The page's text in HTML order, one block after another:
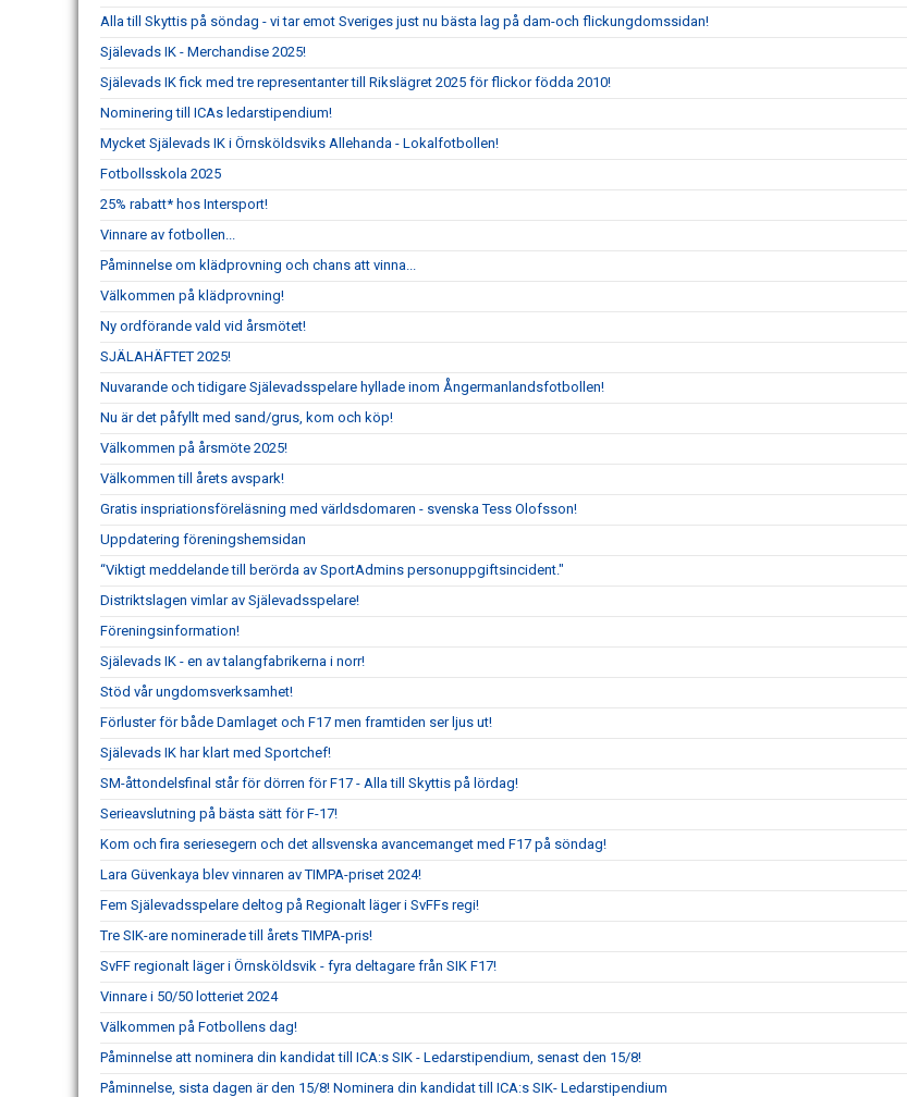
Alla till Skyttis på söndag - vi tar emot Sveriges just nu bästa lag på dam-och flickungdomssidan!
Själevads IK - Merchandise 2025!
Själevads IK fick med tre representanter till Rikslägret 2025 för flickor födda 2010!
Nominering till ICAs ledarstipendium!
Mycket Själevads IK i Örnsköldsviks Allehanda - Lokalfotbollen!
Fotbollsskola 2025
25% rabatt* hos Intersport!
Vinnare av fotbollen...
Påminnelse om klädprovning och chans att vinna...
Välkommen på klädprovning!
Ny ordförande vald vid årsmötet!
SJÄLAHÄFTET 2025!
Nuvarande och tidigare Själevadsspelare hyllade inom Ångermanlandsfotbollen!
Nu är det påfyllt med sand/grus, kom och köp!
Välkommen på årsmöte 2025!
Välkommen till årets avspark!
Gratis inspriationsföreläsning med världsdomaren - svenska Tess Olofsson!
Uppdatering föreningshemsidan
“Viktigt meddelande till berörda av SportAdmins personuppgiftsincident."
Distriktslagen vimlar av Själevadsspelare!
Föreningsinformation!
Själevads IK - en av talangfabrikerna i norr!
Stöd vår ungdomsverksamhet!
Förluster för både Damlaget och F17 men framtiden ser ljus ut!
Själevads IK har klart med Sportchef!
SM-åttondelsfinal står för dörren för F17 - Alla till Skyttis på lördag!
Serieavslutning på bästa sätt för F-17!
Kom och fira seriesegern och det allsvenska avancemanget med F17 på söndag!
Lara Güvenkaya blev vinnaren av TIMPA-priset 2024!
Fem Själevadsspelare deltog på Regionalt läger i SvFFs regi!
Tre SIK-are nominerade till årets TIMPA-pris!
SvFF regionalt läger i Örnsköldsvik - fyra deltagare från SIK F17!
Vinnare i 50/50 lotteriet 2024
Välkommen på Fotbollens dag!
Påminnelse att nominera din kandidat till ICA:s SIK - Ledarstipendium, senast den 15/8!
Påminnelse, sista dagen är den 15/8! Nominera din kandidat till ICA:s SIK- Ledarstipendium